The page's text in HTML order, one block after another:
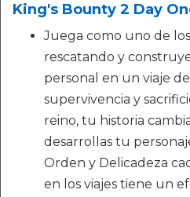
King's Bounty 2 Day
Juega como uno de
rescatando y
personal en un viaje
supervivencia y
reino, tu historia
desarrollas tu
Orden y Delicadeza
en los viajes tiene un